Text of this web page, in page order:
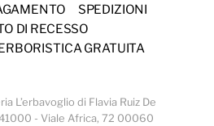
SPEDIZIONI
DI RECESSO
GRATUITA
L’erbavoglio di Flavia Ruiz De
- Viale Africa, 72 00060